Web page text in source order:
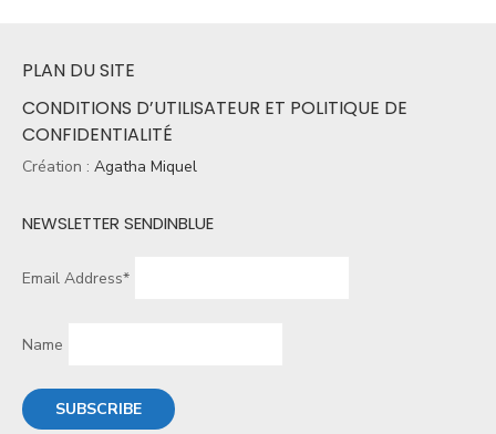
PLAN DU SITE
CONDITIONS D’UTILISATEUR ET POLITIQUE DE
CONFIDENTIALITÉ
Création : Agatha Miquel
NEWSLETTER SENDINBLUE
Email Address*
Name